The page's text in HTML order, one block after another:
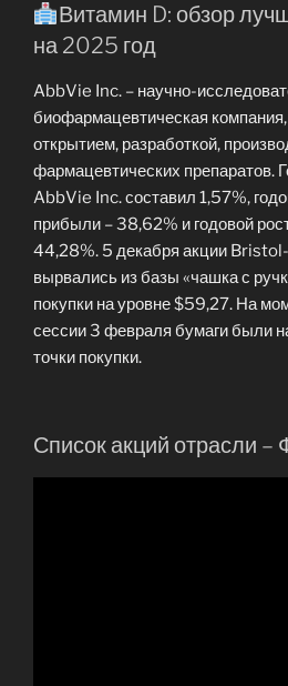
Витамин D: обзор
на 2025 год
AbbVie Inc. – научно-
биофармацевтическая
открытием, разработкой,
фармацевтических препаратов.
AbbVie Inc. составил 1,57%,
прибыли – 38,62% и годовой
44,28%. 5 декабря акции
вырвались из базы «чашка с
покупки на уровне $59,27. На
сессии 3 февраля бумаги были
точки покупки.
Список акций отрасли –